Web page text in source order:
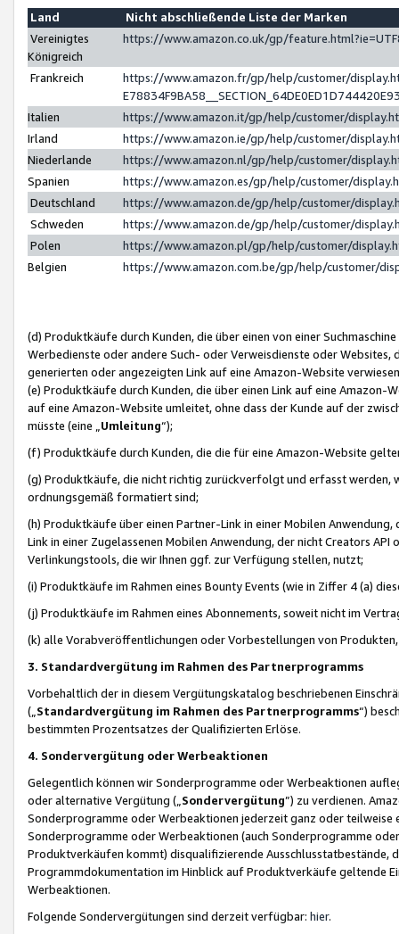
Land
Nicht abschließende Liste der Marken
Vereinigtes
Königreich
https://www.amazon.co.uk/gp/
Frankreich
https://www.amazon.fr/gp/help/customer/
Italien
https://www.amazon.it/gp/help/customer/
Irland
https://www.amazon.ie/gp/help/customer/
Niederlande
https://www.amazon.nl/gp/help/customer/
Spanien
https://www.amazon.es/gp/help/customer/
Deutschland
https://www.amazon.de/gp/help/customer/
Schweden
https://www.amazon.de/gp/help/customer/
Polen
https://www.amazon.pl/gp/help/customer/
Belgien
https://www.amazon.com.be/gp/help/customer/
(d) Produktkäufe durch Kunden, die über einen von einer
Werbedienste oder andere Such- oder Verweisdienste oder Websites,
generierten oder angezeigten Link auf eine Amazon-Website
(e) Produktkäufe durch Kunden, die über einen Link auf eine
auf eine Amazon-Website umleitet, ohne dass der Kunde auf der
müsste (eine „ Umleitung“);
(f) Produktkäufe durch Kunden, die die für eine Amazon-Website
(g) Produktkäufe, die nicht richtig zurückverfolgt und erfasst werden,
ordnungsgemäß formatiert sind;
(h) Produktkäufe über einen Partner-Link in einer Mobilen
Link in einer Zugelassenen Mobilen Anwendung, der nicht Creators
Verlinkungstools, die wir Ihnen ggf. zur Verfügung stellen, nutzt;
(i) Produktkäufe im Rahmen eines Bounty Events (wie in Ziffer 4 (a)
(j) Produktkäufe im Rahmen eines Abonnements, soweit nicht im
(k) alle Vorabveröffentlichungen oder Vorbestellungen von
3. Standardvergütung im Rahmen des Partnerprogramms
Vorbehaltlich der in diesem Vergütungskatalog beschriebenen
(„ Standardvergütung im Rahmen des Partnerprogramms“)
bestimmten Prozentsatzes der Qualifizierten Erlöse.
4. Sondervergütung oder Werbeaktionen
Gelegentlich können wir Sonderprogramme oder Werbeaktionen
oder alternative Vergütung („ Sondervergütung”) zu verdienen.
Sonderprogramme oder Werbeaktionen jederzeit ganz oder
Sonderprogramme oder Werbeaktionen (auch Sonderprogramme
Produktverkäufen kommt) disqualifizierende Ausschlusstatbestände,
Programmdokumentation im Hinblick auf Produktverkäufe geltende
Werbeaktionen.
Folgende Sondervergütungen sind derzeit verfügbar: hier.